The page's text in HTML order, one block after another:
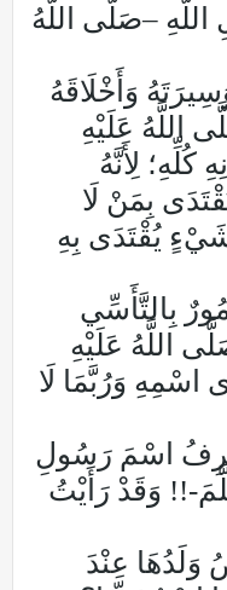
–صَلَّى اللَّهُ
وَأَخْلَاقَهُ
اللَّهُ عَلَيْهِ
لِأَنَّهُ
بِمَنْ لَا
يُقْتَدَى بِهِ
بِالتَّأَسِّي
اللَّهُ عَلَيْهِ
وَرُبَّمَا لَا
اسْمَ رَسُولِ
!! وَقَدْ رَأَيْتُ
وَلَدُهَا عِنْدَ